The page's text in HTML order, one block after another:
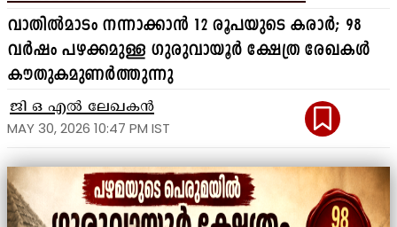
വാതിൽമാടം നന്നാക്കാൻ 12 രൂപയുടെ കരാർ; 98
വർഷം പഴക്കമുള്ള ഗുരുവായൂർ ക്ഷേത്ര രേഖകൾ
കൗതുകമുണർത്തുന്നു
ജി ഒ എൽ ലേഖകൻ
MAY 30, 2026 10:47 PM IST